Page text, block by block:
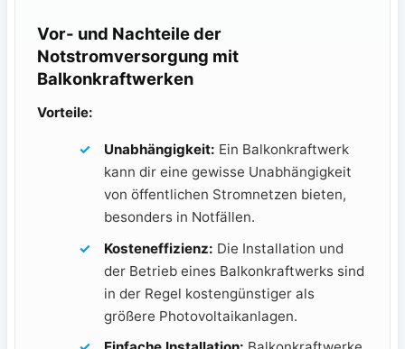
Vor- und Nachteile der
Notstromversorgung mit
Balkonkraftwerken
Vorteile:
Unabhängigkeit: Ein Balkonkraftwerk
kann dir eine gewisse Unabhängigkeit
von öffentlichen Stromnetzen bieten,
besonders ​in Notfällen.
Kosteneffizienz: Die Installation und
der Betrieb ⁣eines ​Balkonkraftwerks sind
in der Regel ‌kostengünstiger als
größere Photovoltaikanlagen.